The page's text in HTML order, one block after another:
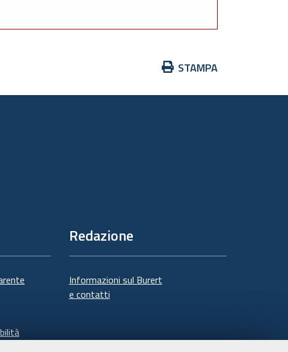
Azioni
documento
STAMPA
Redazione
Informazioni sul Burert
e contatti